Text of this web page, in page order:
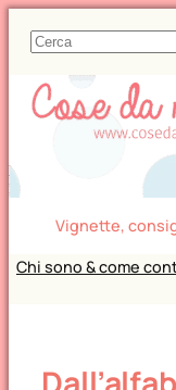
C
r
c
Vignette,
Chi sono & come